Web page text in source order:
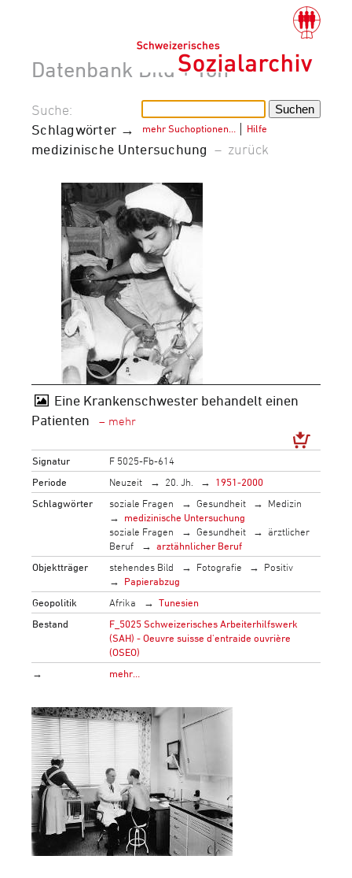
Datenbank Bild + Ton
mehr Suchoptionen… Hilfe
Suche:
Schlagwörter →
medizinische Untersuchung – zurück
Eine Krankenschwester behandelt einen
Patienten
Signatur
F 5025-Fb-614
Periode
Neuzeit 20. Jh.
1951-2000
Schlagwörter
soziale Fragen Gesundheit
Medizin
medizinische Untersuchung
soziale Fragen
Gesundheit
ärztlicher
Beruf
arztähnlicher Beruf
Objektträger
stehendes Bild Fotografie
Positiv
Papierabzug
Geopolitik
Afrika
Tunesien
Bestand
F_5025 Schweizerisches Arbeiterhilfswerk
(SAH) - Oeuvre suisse d'entraide ouvrière
(OSEO)
→
mehr…